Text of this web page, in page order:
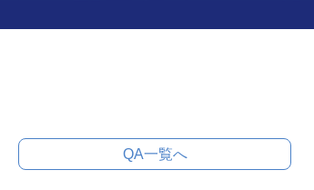
QA一覧へ